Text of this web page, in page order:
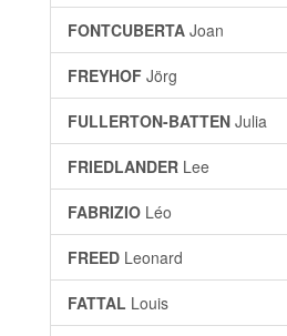
FONTCUBERTA Joan
FREYHOF Jörg
FULLERTON-BATTEN Julia
FRIEDLANDER Lee
FABRIZIO Léo
FREED Leonard
FATTAL Louis